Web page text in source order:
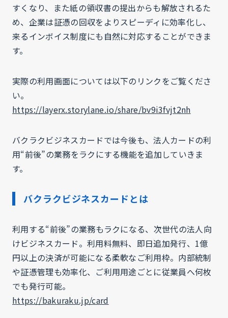
すくなり、また紙の領収書の提出からも解放されるた
め、企業は証憑の回収をよりスピーディに効率化し、
来るインボイス制度にも自然に対応することができま
す。
実際の利用画面については以下のリンクをご覧くださ
い。
https://layerx.storylane.io/share/bv9i3fvjt2nh
バクラクビジネスカードでは今後も、法人カードの利
用“前後”の業務をラクにする機能を追加していきま
す。
バクラクビジネスカードとは
利用する“前後”の業務もラクになる、次世代の法人向
けビジネスカード。利用料無料、即日追加発行、1億
円以上の決済が可能になる柔軟なご利用枠。内部統制
や証憑管理も効率化、ご利用用途ごとに従業員へ何枚
でも発行可能。
https://bakuraku.jp/card